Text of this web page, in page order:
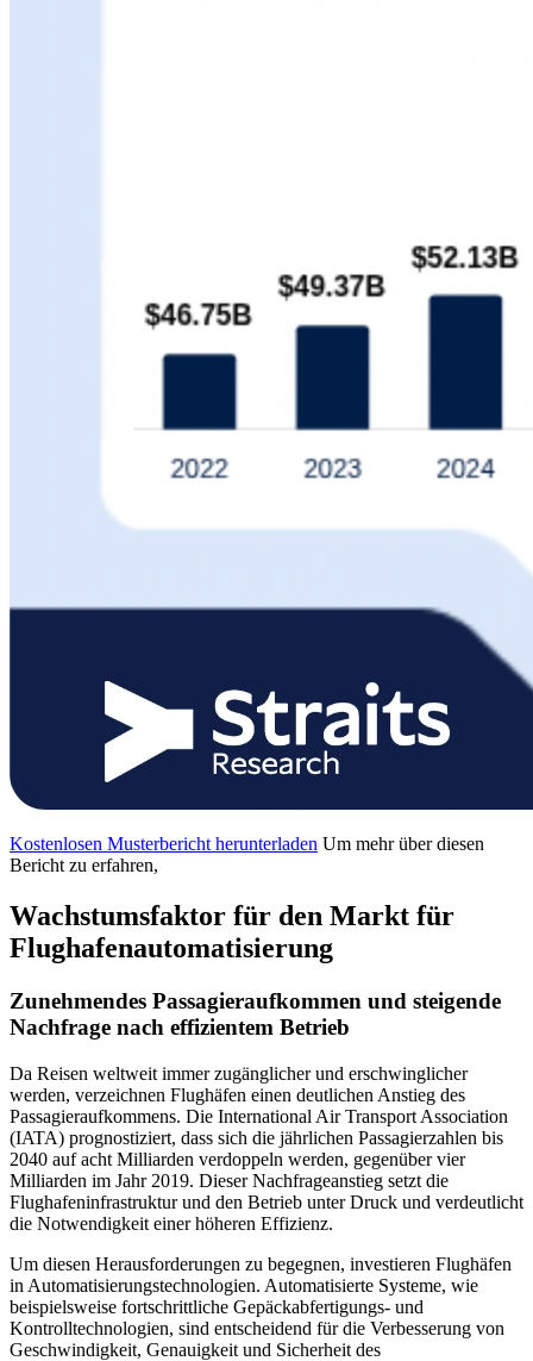
Kostenlosen Musterbericht herunterladen Um mehr über diesen
Bericht zu erfahren,
Wachstumsfaktor für den Markt für
Flughafenautomatisierung
Zunehmendes Passagieraufkommen und steigende
Nachfrage nach effizientem Betrieb
Da Reisen weltweit immer zugänglicher und erschwinglicher
werden, verzeichnen Flughäfen einen deutlichen Anstieg des
Passagieraufkommens. Die International Air Transport Association
(IATA) prognostiziert, dass sich die jährlichen Passagierzahlen bis
2040 auf acht Milliarden verdoppeln werden, gegenüber vier
Milliarden im Jahr 2019. Dieser Nachfrageanstieg setzt die
Flughafeninfrastruktur und den Betrieb unter Druck und verdeutlicht
die Notwendigkeit einer höheren Effizienz.
Um diesen Herausforderungen zu begegnen, investieren Flughäfen
in Automatisierungstechnologien. Automatisierte Systeme, wie
beispielsweise fortschrittliche Gepäckabfertigungs- und
Kontrolltechnologien, sind entscheidend für die Verbesserung von
Geschwindigkeit, Genauigkeit und Sicherheit des